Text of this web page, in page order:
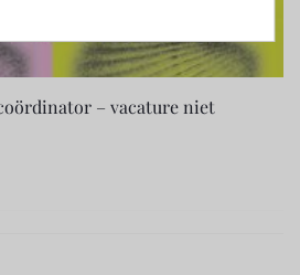
– vacature niet